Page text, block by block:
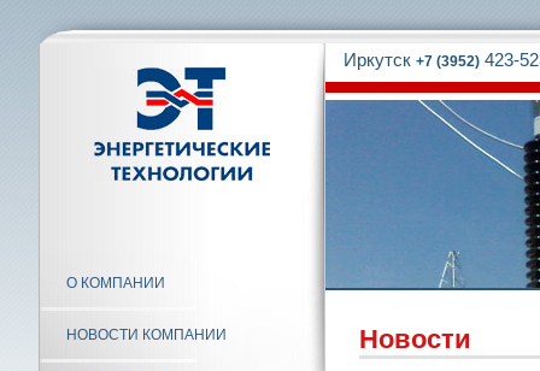
О КОМПАНИИ
НОВОСТИ КОМПАНИИ
Иркутск +7 (3952) 423-
Новости